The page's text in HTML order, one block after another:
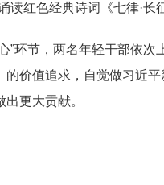
读红色经典诗词《七律·
”环节，两名年轻干部依
的价值追求，自觉做习近
更大贡献。